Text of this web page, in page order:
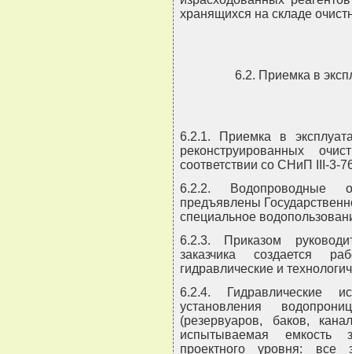
хранящихся на складе
6.2. Приемка в
6.2.1. Приемка в
реконструированных
соответствии со СНиП III-3-
6.2.2. Водопроводные
предъявлены
специальное
6.2.3. Приказом
заказчика создается
гидравлические и
6.2.4. Гидравлические
установления
(резервуаров, баков,
испытываемая емкость
проектного уровня: